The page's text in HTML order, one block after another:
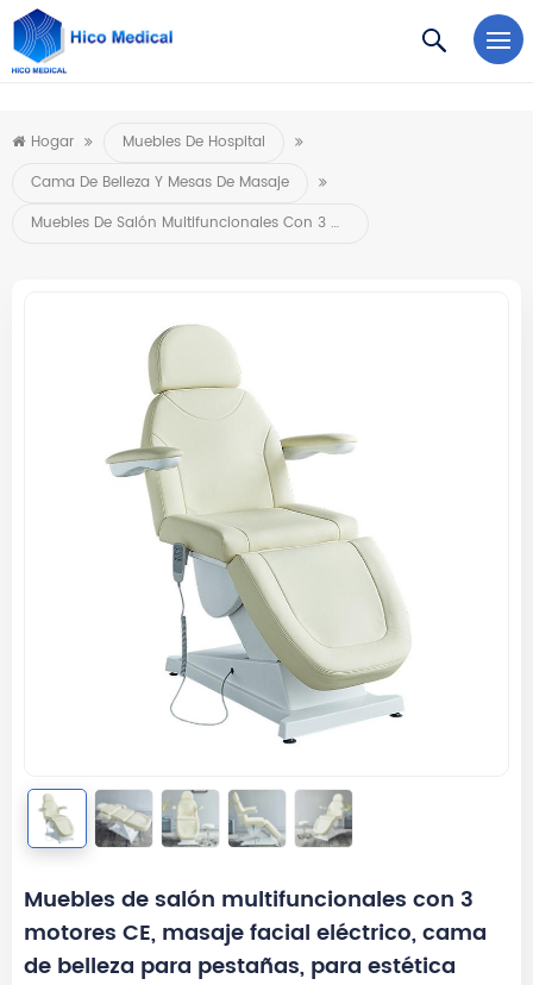
https://www.microsoft.com/en-us/microsoft-teams/log-in
Hogar
Muebles De Hospital
Cama De Belleza Y Mesas De Masaje
Muebles De Salón Multifuncionales Con 3 Motores CE, Masaje Facial Eléctrico, Cama De Belleza Para Pestañas, Para Estética
Muebles de salón multifuncionales con 3
motores CE, masaje facial eléctrico, cama
de belleza para pestañas, para estética